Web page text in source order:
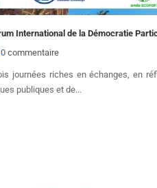
International de la Démocratie
0 commentaire
journées riches en échanges, en
publiques et de...